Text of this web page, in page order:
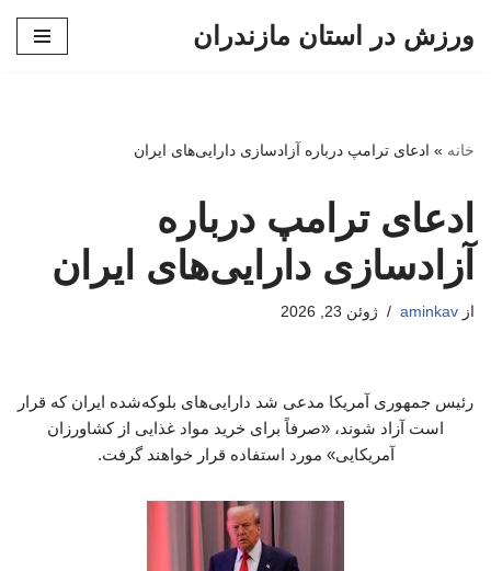
ورزش در استان مازندران
خانه » ادعای ترامپ درباره آزادسازی دارایی‌های ایران
ادعای ترامپ درباره
آزادسازی دارایی‌های ایران
از aminkav ژوئن 23, 2026
رئیس جمهوری آمریکا مدعی شد دارایی‌های بلوکه‌شده ایران که قرار
است آزاد شوند، «صرفاً برای خرید مواد غذایی از کشاورزان
آمریکایی» مورد استفاده قرار خواهند گرفت.